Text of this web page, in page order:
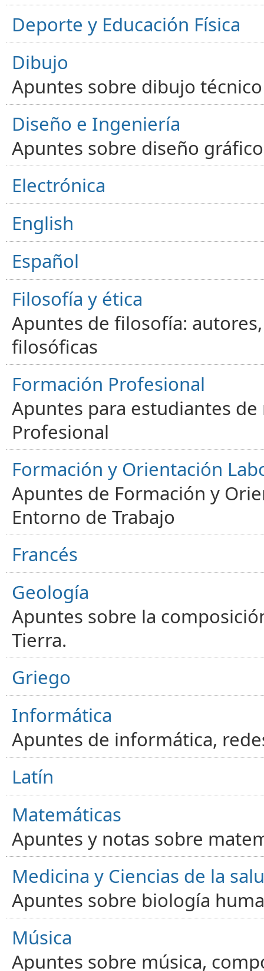
Deporte y Educación Física
Dibujo
Apuntes sobre dibujo
Diseño e Ingeniería
Apuntes sobre diseño
Electrónica
English
Español
Filosofía y ética
Apuntes de filosofía:
filosóficas
Formación Profesional
Apuntes para estudiantes
Profesional
Formación y Orientación
Apuntes de Formación y
Entorno de Trabajo
Francés
Geología
Apuntes sobre la
Tierra.
Griego
Informática
Apuntes de informática,
Latín
Matemáticas
Apuntes y notas sobre
Medicina y Ciencias de la
Apuntes sobre biología
Música
Apuntes sobre música,